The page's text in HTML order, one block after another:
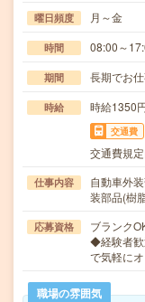
曜日頻度 月～金
時間 08:00～
期間 長期でお
時給 時給1350
交通費
交通費規
仕事内容
自動車外
装部品(樹
応募資格
ブランク
◆経験者歓
で気軽に
職場の雰囲気